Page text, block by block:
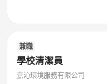
兼職
學校清潔員
嘉沁環境服務有限公司